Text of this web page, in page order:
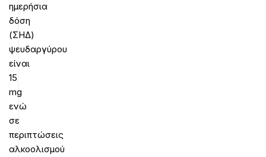
ημερήσια
δόση
(ΣΗΔ)
ψευδαργύρου
είναι
15
mg
ενώ
σε
περιπτώσεις
αλκοολισμού